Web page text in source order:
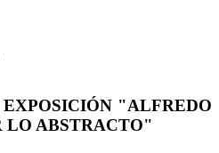
"ALFREDO
ABSTRACTO"